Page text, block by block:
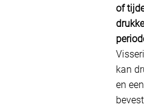
of
drukke
kan
en een